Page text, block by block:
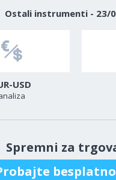
Ostali instrumenti - 23/
USD
Spremni za